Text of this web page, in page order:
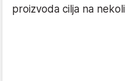
proizvoda cilja na